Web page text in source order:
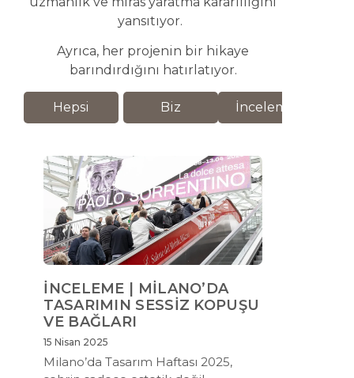
yansıtıyor.
Ayrıca, her projenin bir hikaye
barındırdığını hatırlatıyor.
Hepsi Biz İnceleme
İNCELEME | MİLANO’DA
TASARIMIN SESSİZ KOPUŞU
VE BAĞLARI
15 Nisan 2025
Milano’da Tasarım Haftası 2025,